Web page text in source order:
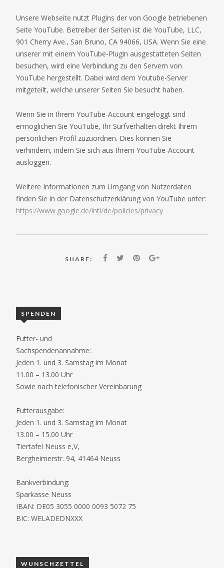
Unsere Webseite nutzt Plugins der von Google betriebenen
Seite YouTube. Betreiber der Seiten ist die YouTube, LLC,
901 Cherry Ave., San Bruno, CA 94066, USA. Wenn Sie eine
unserer mit einem YouTube-Plugin ausgestatteten Seiten
besuchen, wird eine Verbindung zu den Servern von
YouTube hergestellt. Dabei wird dem Youtube-Server
mitgeteilt, welche unserer Seiten Sie besucht haben.
Wenn Sie in Ihrem YouTube-Account eingeloggt sind
ermöglichen Sie YouTube, Ihr Surfverhalten direkt Ihrem
persönlichen Profil zuzuordnen. Dies können Sie
verhindern, indem Sie sich aus Ihrem YouTube-Account
ausloggen.
Weitere Informationen zum Umgang von Nutzerdaten
finden Sie in der Datenschutzerklärung von YouTube unter:
https://www.google.de/intl/de/policies/privacy
SHARE:
SPENDEN
Futter- und
Sachspendenannahme:
Jeden 1. und 3. Samstag im Monat
11.00 – 13.00 Uhr
Sowie nach telefonischer Vereinbarung
Futterausgabe:
Jeden 1. und 3. Samstag im Monat
13.00 – 15.00 Uhr
Tiertafel Neuss e,V,
Bergheimerstr. 94, 41464 Neuss
Bankverbindung:
Sparkasse Neuss
IBAN: DE05 3055 0000 0093 5072 75
BIC: WELADEDNXXX
WUNSCHZETTEL